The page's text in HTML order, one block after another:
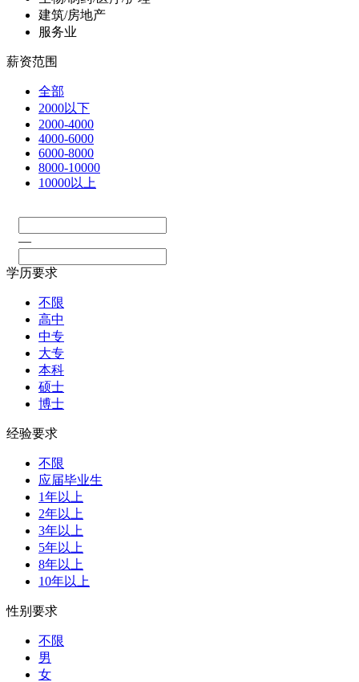
建筑/房地产
服务业
薪资范围
全部
2000以下
2000-4000
4000-6000
6000-8000
8000-10000
10000以上
—
学历要求
不限
高中
中专
大专
本科
硕士
博士
经验要求
不限
应届毕业生
1年以上
2年以上
3年以上
5年以上
8年以上
10年以上
性别要求
不限
男
女